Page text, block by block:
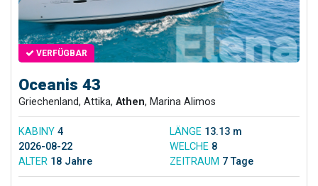
VERFÜGBAR
Oceanis 43
Griechenland, Attika, Athen, Marina Alimos
KABINY 4 LÄNGE 13.13 m
2026-08-22
WELCHE 8
ALTER 18 Jahre ZEITRAUM 7 Tage